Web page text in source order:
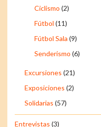
Ciclismo (2)
Fútbol (11)
Fútbol Sala (9)
Senderismo (6)
Excursiones (21)
Exposiciones (2)
Solidarias (57)
Entrevistas (3)